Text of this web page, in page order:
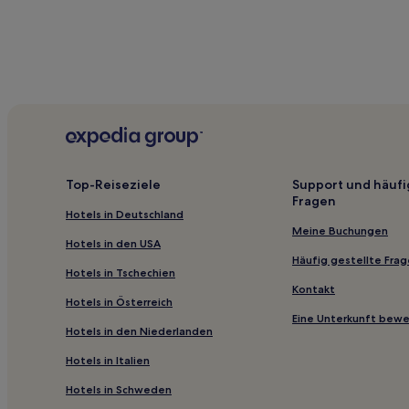
Jávea Hotels
La Sabatera Hotels
Gata de Gorgos Hotels
Bernia Hotels
Hotels nahe Mundomar
Pedreguer Hotels
Hotels nahe Strand El Portet
Dénia Hotels
Top-Reiseziele
Hotels in Deutschland
Hotels in den USA
Hotels in Tschechien
Hotels in Österreich
Hotels in den Niederlanden
Hotels in Italien
Hotels in Schweden
Support und
Fragen
Meine Buchungen
Häufig gestellte
Kontakt
Eine Unterkunft